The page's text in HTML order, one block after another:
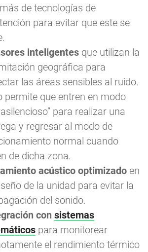
de tecnologías de
para evitar que este se
inteligentes que utilizan la
geográfica para
las áreas sensibles al ruido.
permite que entren en modo
para realizar una
y regresar al modo de
normal cuando
de dicha zona.
acústico optimizado en
de la unidad para evitar la
del sonido.
con sistemas
para monitorear
el rendimiento térmico